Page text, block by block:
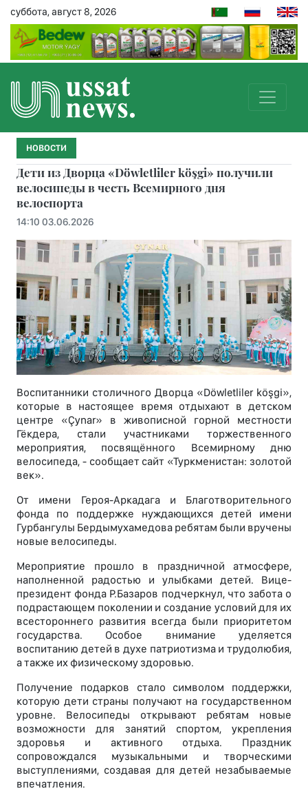
суббота, август 8, 2026
НОВОСТИ
Дети из Дворца «Döwletliler köşgi» получили
велосипеды в честь Всемирного дня
велоспорта
14:10 03.06.2026
Воспитанники столичного Дворца «Döwletliler köşgi»,
которые в настоящее время отдыхают в детском
центре «Çynar» в живописной горной местности
Гёкдера, стали участниками торжественного
мероприятия, посвящённого Всемирному дню
велосипеда, - сообщает сайт «Туркменистан: золотой
век».
От имени Героя-Аркадага и Благотворительного
фонда по поддержке нуждающихся детей имени
Гурбангулы Бердымухамедова ребятам были вручены
новые велосипеды.
Мероприятие прошло в праздничной атмосфере,
наполненной радостью и улыбками детей. Вице-
президент фонда Р.Базаров подчеркнул, что забота о
подрастающем поколении и создание условий для их
всестороннего развития всегда были приоритетом
государства. Особое внимание уделяется
воспитанию детей в духе патриотизма и трудолюбия,
а также их физическому здоровью.
Получение подарков стало символом поддержки,
которую дети страны получают на государственном
уровне. Велосипеды открывают ребятам новые
возможности для занятий спортом, укрепления
здоровья и активного отдыха. Праздник
сопровождался музыкальными и творческими
выступлениями, создавая для детей незабываемые
впечатления.